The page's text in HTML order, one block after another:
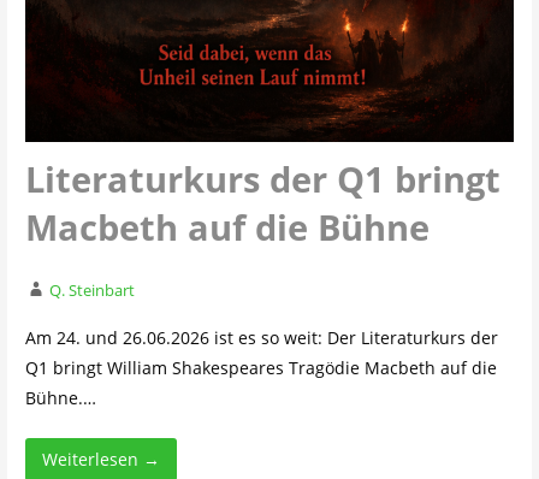
Literaturkurs der Q1 bringt
Macbeth auf die Bühne
Q. Steinbart
Am 24. und 26.06.2026 ist es so weit: Der Literaturkurs der
Q1 bringt William Shakespeares Tragödie Macbeth auf die
Bühne.…
Weiterlesen →